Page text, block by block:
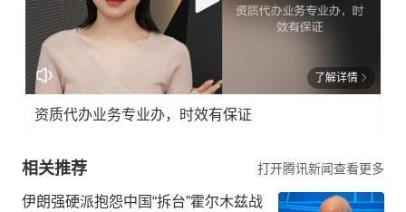
了解详情
资质代办业务专业办，时效有保证
相关推荐 打开腾讯新闻查看更多
伊朗强硬派抱怨中国“拆台”霍尔木兹战